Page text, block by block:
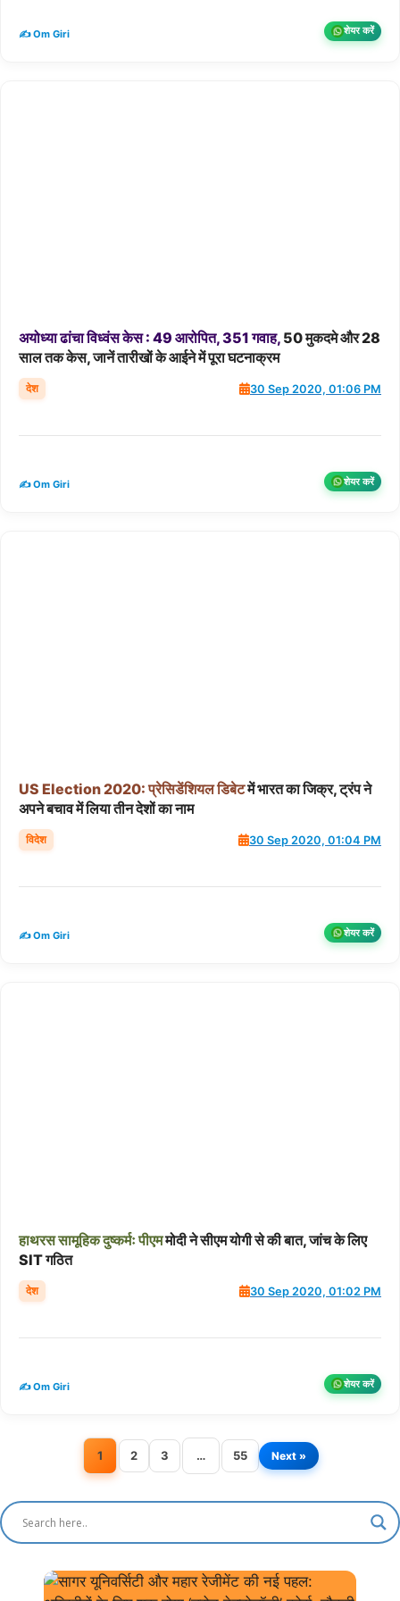
✍️ Om Giri शेयर करें
अयोध्याढांचाविध्वंसकेस : 49 आरोपित,351 गवाह, 50 मुकदमे और 28
साल तक केस, जानें तारीखों के आईने में पूरा घटनाक्रम
देश 30 Sep 2020, 01:06 PM
✍️ Om Giri शेयर करें
US Election2020: प्रेसिडेंशियलडिबेटमें भारत का जिक्र, ट्रंप ने
अपने बचाव में लिया तीन देशों का नाम
विदेश 30 Sep 2020, 01:04 PM
✍️ Om Giri शेयर करें
हाथरससामूहिकदुष्कर्मःपीएममोदी ने सीएम योगी से की बात, जांच के लिए
SIT गठित
देश 30 Sep 2020, 01:02 PM
✍️ Om Giri शेयर करें
1 2 3 … 55 Next »